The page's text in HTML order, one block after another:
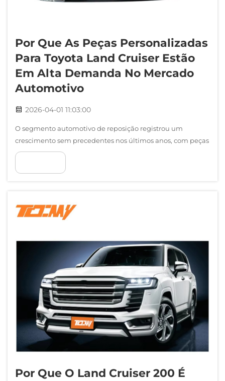
Por Que As Peças Personalizadas
Para Toyota Land Cruiser Estão
Em Alta Demanda No Mercado
Automotivo
2026-04-01 11:03:00
O segmento automotivo de reposição registrou um
crescimento sem precedentes nos últimos anos, com peças
personalizadas para Toyota Land Cruiser experimentando
Por Que O Land Cruiser 200 É